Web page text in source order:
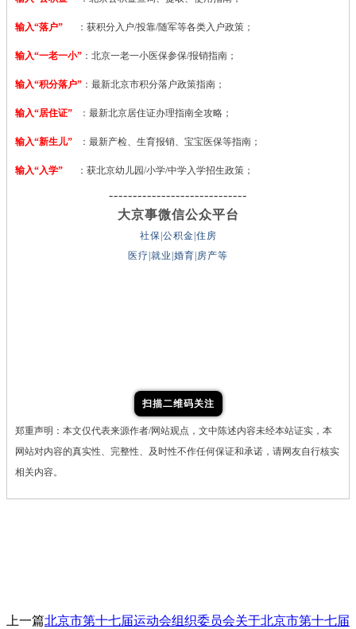
输入“落户” ：获积分入户/投靠/随军等各类入户政策；
输入“一老一小” ：北京一老一小医保参保/报销指南；
输入“积分落户” ：最新北京市积分落户政策指南；
输入“居住证” ：最新北京居住证办理指南全攻略；
输入“新生儿” ：最新产检、生育报销、宝宝医保等指南；
输入“入学” ：获北京幼儿园/小学/中学入学招生政策；
-----------------------------
大京事微信公众平台
社保|公积金|住房
医疗|就业|婚育|房产等
扫描二维码关注
郑重声明：本文仅代表来源作者/网站观点，文中陈述内容未经本站证实，本
网站对内容的真实性、完整性、及时性不作任何保证和承诺，请网友自行核实
相关内容。
上一篇北京市第十七届运动会组织委员会关于北京市第十七届